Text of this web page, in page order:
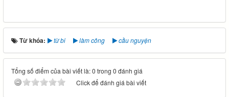
Từ khóa: từ bi làm công cầu nguyện
Tổng số điểm của bài viết là: 0 trong 0 đánh giá
Click để đánh giá bài viết